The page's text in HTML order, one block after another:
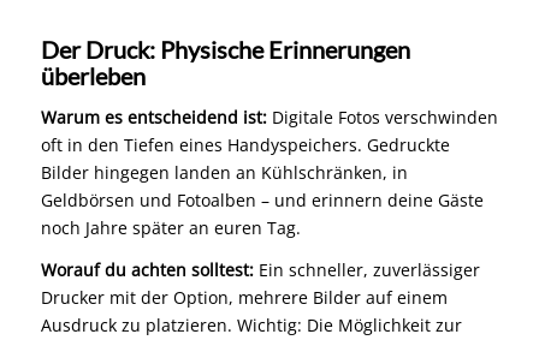
Der Druck: Physische Erinnerungen
überleben
Warum es entscheidend ist:Digitale Fotos verschwinden
oft in den Tiefen eines Handyspeichers. Gedruckte
Bilder hingegen landen an Kühlschränken, in
Geldbörsen und Fotoalben – und erinnern deine Gäste
noch Jahre später an euren Tag.
Worauf du achten solltest:Ein schneller, zuverlässiger
Drucker mit der Option, mehrere Bilder auf einem
Ausdruck zu platzieren. Wichtig: Die Möglichkeit zur